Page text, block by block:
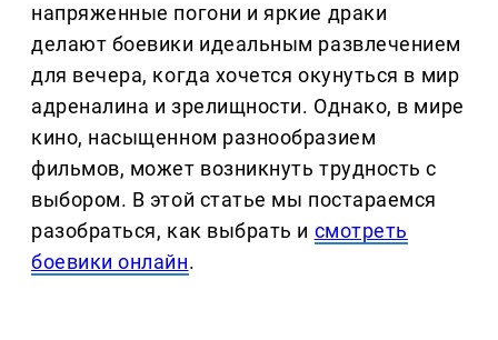
напряженные погони и яркие драки
делают боевики идеальным развлечением
для вечера, когда хочется окунуться в мир
адреналина и зрелищности. Однако, в мире
кино, насыщенном разнообразием
фильмов, может возникнуть трудность с
выбором. В этой статье мы постараемся
разобраться, как выбрать и смотреть
боевики онлайн.